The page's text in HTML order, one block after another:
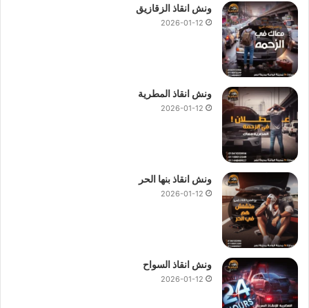
ونش انقاذ الزقازيق
2026-01-12
ونش انقاذ المطرية
2026-01-12
ونش انقاذ بنها الحر
2026-01-12
ونش انقاذ السواح
2026-01-12